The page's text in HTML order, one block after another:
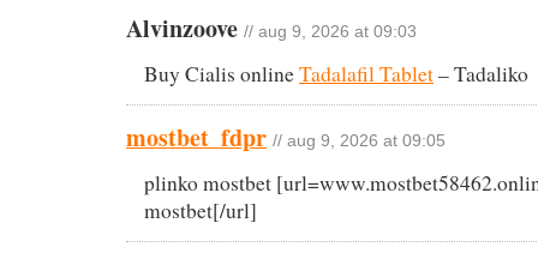
Alvinzoove // aug 9, 2026 at 09:03
Buy Cialis onlineTadalafil Tablet– Tadaliko
mostbet_fdpr // aug 9, 2026 at 09:05
plinko mostbet
mostbet[/url]